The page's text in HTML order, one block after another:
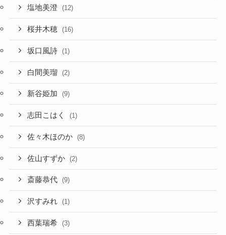
塩地美澄 (12)
桜井木穂 (16)
坂口風詩 (1)
白間美瑠 (2)
新谷姫加 (9)
志田こはく (1)
佐々木ほのか (8)
佐山すずか (2)
斎藤恭代 (9)
沢すみれ (1)
西葉瑞希 (3)